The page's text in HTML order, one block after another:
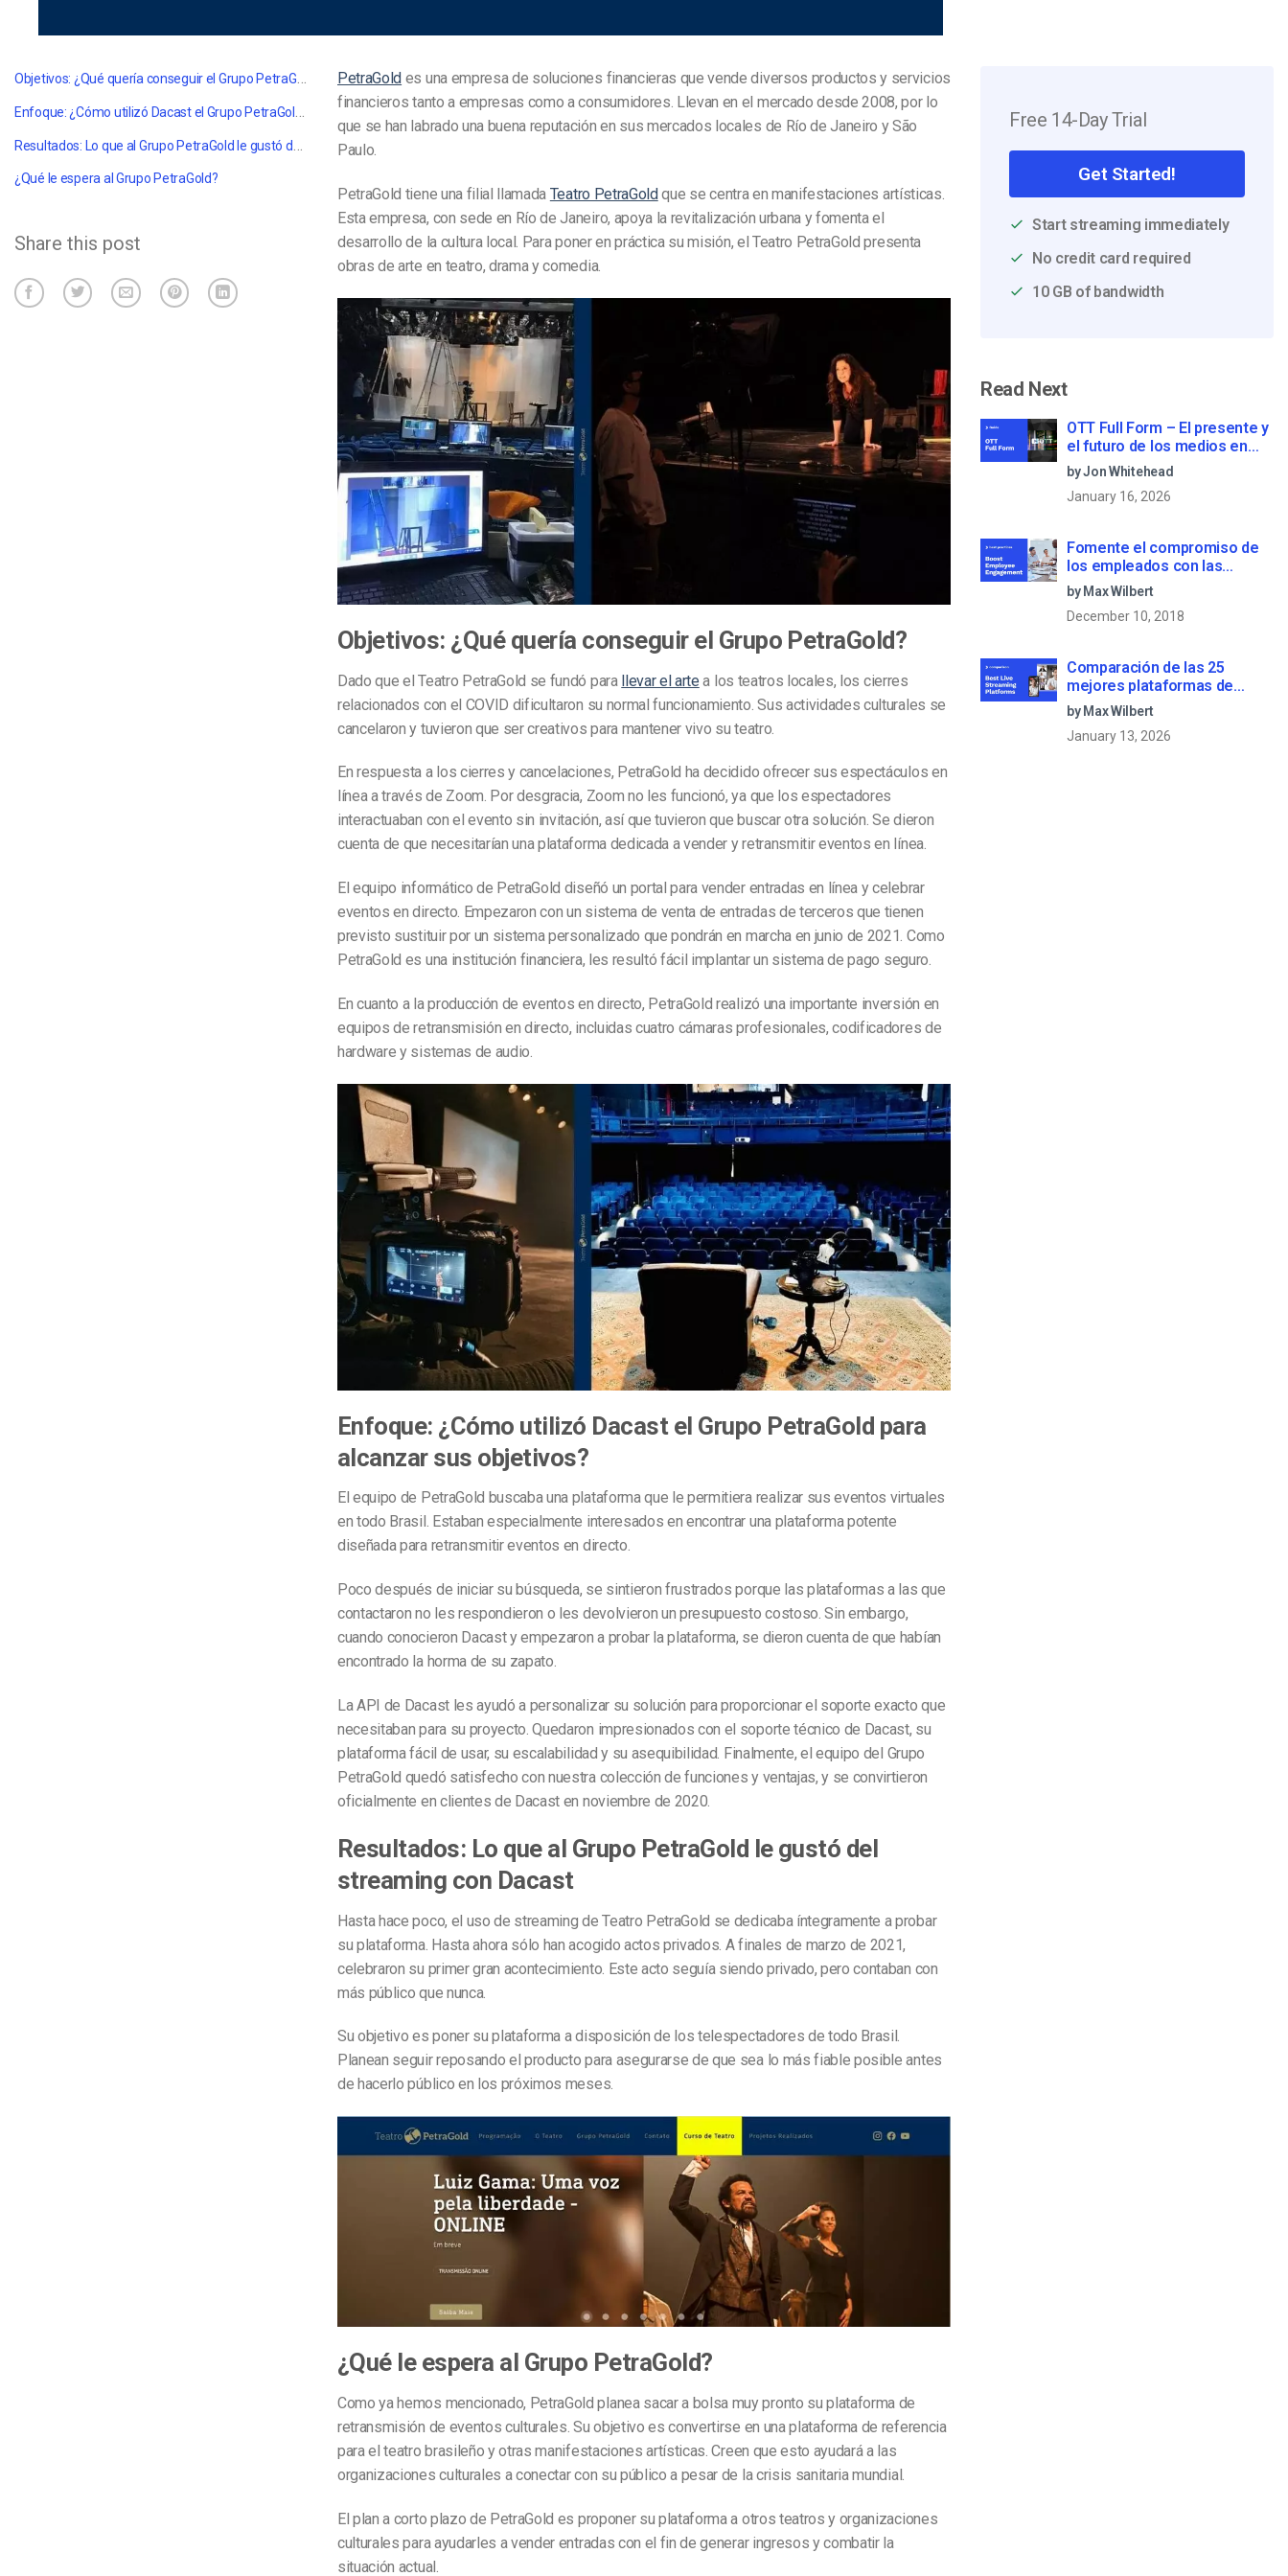
Objetivos: ¿Qué quería conseguir el Grupo PetraGold?
Enfoque: ¿Cómo utilizó Dacast el Grupo PetraGold para alcanzar sus objetivos?
¿Qué le espera al Grupo PetraGold?
Share this post
PetraGold es una empresa de soluciones financieras que vende diversos productos y servicios
financieros tanto a empresas como a consumidores. Llevan en el mercado desde 2008, por lo
que se han labrado una buena reputación en sus mercados locales de Río de Janeiro y São
Paulo.
PetraGold tiene una filial llamada Teatro PetraGold que se centra en manifestaciones artísticas.
Esta empresa, con sede en Río de Janeiro, apoya la revitalización urbana y fomenta el
desarrollo de la cultura local. Para poner en práctica su misión, el Teatro PetraGold presenta
obras de arte en teatro, drama y comedia.
Objetivos: ¿Qué quería conseguir el Grupo PetraGold?
Dado que el Teatro PetraGold se fundó para llevar el arte a los teatros locales, los cierres
relacionados con el COVID dificultaron su normal funcionamiento. Sus actividades culturales se
cancelaron y tuvieron que ser creativos para mantener vivo su teatro.
En respuesta a los cierres y cancelaciones, PetraGold ha decidido ofrecer sus espectáculos en
línea a través de Zoom. Por desgracia, Zoom no les funcionó, ya que los espectadores
interactuaban con el evento sin invitación, así que tuvieron que buscar otra solución. Se dieron
cuenta de que necesitarían una plataforma dedicada a vender y retransmitir eventos en línea.
El equipo informático de PetraGold diseñó un portal para vender entradas en línea y celebrar
eventos en directo. Empezaron con un sistema de venta de entradas de terceros que tienen
previsto sustituir por un sistema personalizado que pondrán en marcha en junio de 2021. Como
PetraGold es una institución financiera, les resultó fácil implantar un sistema de pago seguro.
En cuanto a la producción de eventos en directo, PetraGold realizó una importante inversión en
equipos de retransmisión en directo, incluidas cuatro cámaras profesionales, codificadores de
hardware y sistemas de audio.
Enfoque: ¿Cómo utilizó Dacast el Grupo PetraGold para
alcanzar sus objetivos?
El equipo de PetraGold buscaba una plataforma que le permitiera realizar sus eventos virtuales
en todo Brasil. Estaban especialmente interesados en encontrar una plataforma potente
diseñada para retransmitir eventos en directo.
Poco después de iniciar su búsqueda, se sintieron frustrados porque las plataformas a las que
contactaron no les respondieron o les devolvieron un presupuesto costoso. Sin embargo,
cuando conocieron Dacast y empezaron a probar la plataforma, se dieron cuenta de que habían
encontrado la horma de su zapato.
La API de Dacast les ayudó a personalizar su solución para proporcionar el soporte exacto que
necesitaban para su proyecto. Quedaron impresionados con el soporte técnico de Dacast, su
plataforma fácil de usar, su escalabilidad y su asequibilidad. Finalmente, el equipo del Grupo
PetraGold quedó satisfecho con nuestra colección de funciones y ventajas, y se convirtieron
oficialmente en clientes de Dacast en noviembre de 2020.
Resultados: Lo que al Grupo PetraGold le gustó del
streaming con Dacast
Hasta hace poco, el uso de streaming de Teatro PetraGold se dedicaba íntegramente a probar
su plataforma. Hasta ahora sólo han acogido actos privados. A finales de marzo de 2021,
celebraron su primer gran acontecimiento. Este acto seguía siendo privado, pero contaban con
más público que nunca.
Su objetivo es poner su plataforma a disposición de los telespectadores de todo Brasil.
Planean seguir reposando el producto para asegurarse de que sea lo más fiable posible antes
de hacerlo público en los próximos meses.
¿Qué le espera al Grupo PetraGold?
Como ya hemos mencionado, PetraGold planea sacar a bolsa muy pronto su plataforma de
retransmisión de eventos culturales. Su objetivo es convertirse en una plataforma de referencia
para el teatro brasileño y otras manifestaciones artísticas. Creen que esto ayudará a las
organizaciones culturales a conectar con su público a pesar de la crisis sanitaria mundial.
El plan a corto plazo de PetraGold es proponer su plataforma a otros teatros y organizaciones
culturales para ayudarles a vender entradas con el fin de generar ingresos y combatir la
situación actual.
Free 14-Day Trial
Get Started!
Start streaming immediately
No credit card required
10 GB of bandwidth
Read Next
OTT Full Form – El presente y
el futuro de los medios en
streaming
by Jon Whitehead
January 16, 2026
Fomente el compromiso de
los empleados con las
comunicaciones corporativas
en directo
by Max Wilbert
December 10, 2018
Comparación de las 25
mejores plataformas de
streaming en directo en 2025
by Max Wilbert
January 13, 2026